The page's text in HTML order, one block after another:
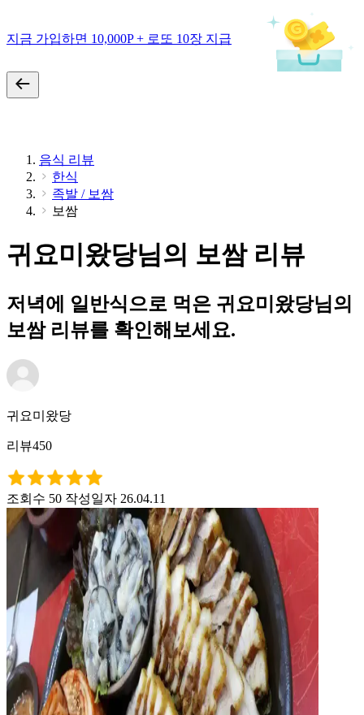
지금 가입하면 10,000P + 로또 10장 지급
음식 리뷰
한식
족발 / 보쌈
보쌈
귀요미왔당님의 보쌈 리뷰
저녁에 일반식으로 먹은 귀요미왔당님의
보쌈 리뷰를 확인해보세요.
귀요미왔당
리뷰450
조회수 50 작성일자 26.04.11